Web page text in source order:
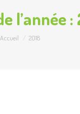
l’année :
Vous êtes ici :
Accueil 2018